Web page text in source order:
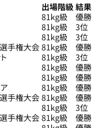
出場階級結果
81kg級
優勝
81kg級
3位
81kg級
3位
手権大会81kg級
優勝
81kg級
3位
81kg級
優勝
81kg級
優勝
81kg級
優勝
手権大会81kg級
優勝
81kg級
3位
手権大会81kg級
優勝